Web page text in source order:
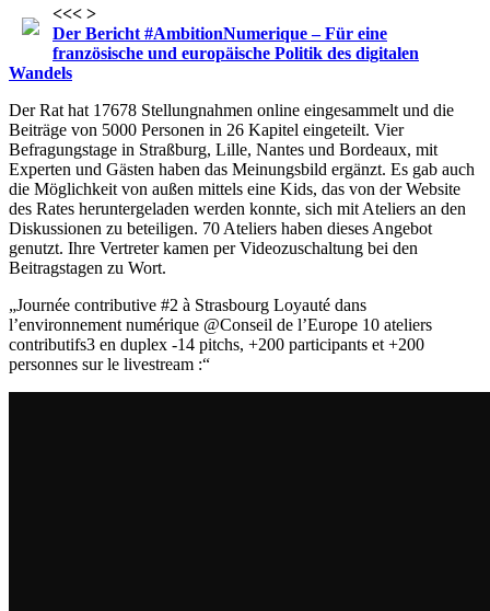
<<< >
Der Bericht #AmbitionNumerique – Für eine
französische und europäische Politik des digitalen
Wandels
Der Rat hat 17678 Stellungnahmen online eingesammelt und die
Beiträge von 5000 Personen in 26 Kapitel eingeteilt. Vier
Befragungstage in Straßburg, Lille, Nantes und Bordeaux, mit
Experten und Gästen haben das Meinungsbild ergänzt. Es gab auch
die Möglichkeit von außen mittels eine Kids, das von der Website
des Rates heruntergeladen werden konnte, sich mit Ateliers an den
Diskussionen zu beteiligen. 70 Ateliers haben dieses Angebot
genutzt. Ihre Vertreter kamen per Videozuschaltung bei den
Beitragstagen zu Wort.
„Journée contributive #2 à Strasbourg Loyauté dans
l’environnement numérique @Conseil de l’Europe 10 ateliers
contributifs3 en duplex -14 pitchs, +200 participants et +200
personnes sur le livestream :“